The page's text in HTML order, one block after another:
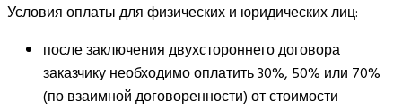
Условия оплаты для физических и юридических лиц:
после заключения двухстороннего договора
заказчику необходимо оплатить 30%, 50% или 70%
(по взаимной договоренности) от стоимости